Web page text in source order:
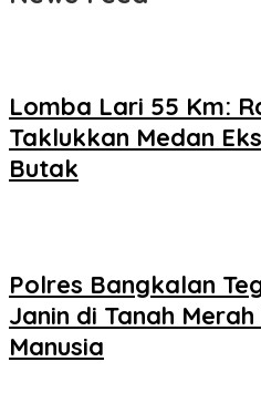
Lomba Lari 55 Km:
Taklukkan Medan
Butak
Polres Bangkalan
Janin di Tanah
Manusia